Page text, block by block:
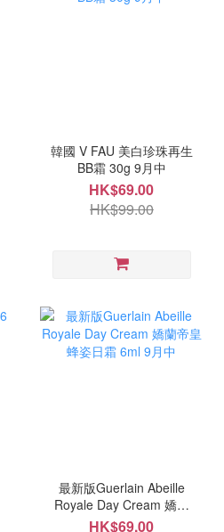
韓國 V FAU 美白珍珠再生
BB霜 30g 9月中
HK$69.00
HK$99.00
最新版Guerlain Abeille
Royale Day Cream 嬌蘭
HK$69.00